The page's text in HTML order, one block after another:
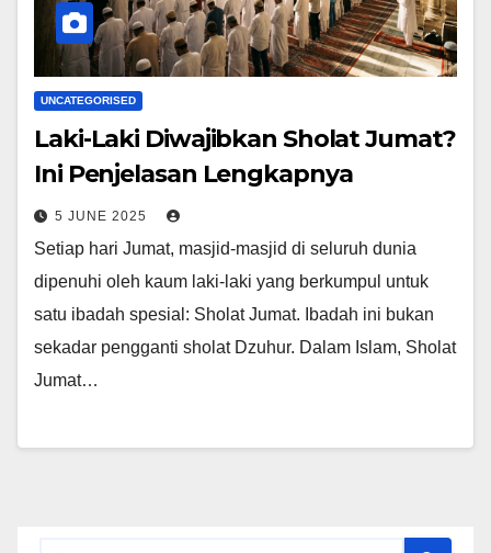
UNCATEGORISED
Laki-Laki Diwajibkan Sholat Jumat?
Ini Penjelasan Lengkapnya
5 JUNE 2025
Setiap hari Jumat, masjid-masjid di seluruh dunia
dipenuhi oleh kaum laki-laki yang berkumpul untuk
satu ibadah spesial: Sholat Jumat. Ibadah ini bukan
sekadar pengganti sholat Dzuhur. Dalam Islam, Sholat
Jumat…